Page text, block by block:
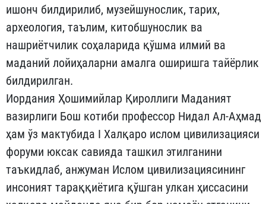
ишонч билдирилиб, музейшунослик, тарих,
археология, таълим, китобшунослик ва
нашриётчилик соҳаларида қўшма илмий ва
маданий лойиҳаларни амалга оширишга тайёрлик
билдирилган.
Иордания Ҳошимийлар Қироллиги Маданият
вазирлиги Бош котиби профессор Нидал Ал-Аҳмад
ҳам ўз мактубида I Халқаро ислом цивилизацияси
форуми юксак савияда ташкил этилганини
таъкидлаб, анжуман Ислом цивилизациясининг
инсоният тараққиётига қўшган улкан ҳиссасини